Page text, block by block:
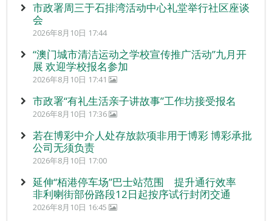
市政署周三于石排湾活动中心礼堂举行社区座谈
会
2026年8月10日 17:44
“澳门城市清洁运动之学校宣传推广活动”九月开
展 欢迎学校报名参加
2026年8月10日 17:41
市政署“有礼生活亲子讲故事”工作坊接受报名
2026年8月10日 17:36
若在博彩中介人处存放款项非用于博彩 博彩承批
公司无须负责
2026年8月10日 17:00
延伸“栢港停车场”巴士站范围 提升通行效率
非利喇街部份路段12日起按序试行封闭交通
2026年8月10日 16:45